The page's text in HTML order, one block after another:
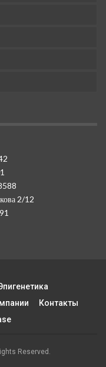
2/12
Контакты
Reserved.